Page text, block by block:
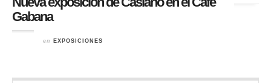
Gabana
en EXPOSICIONES